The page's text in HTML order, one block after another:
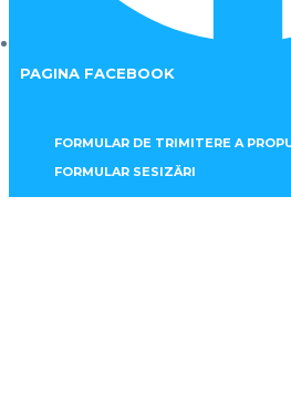
PAGINA FACEBOOK
FORMULAR DE TRIMITERE A
FORMULAR SESIZĂRI